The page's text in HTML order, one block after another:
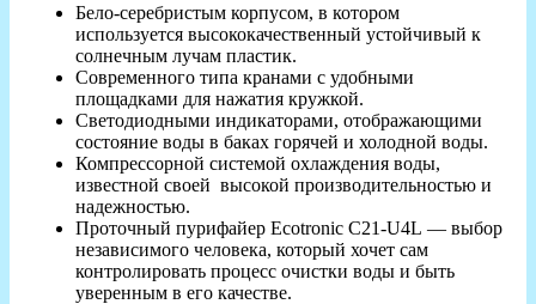
Бело-серебристым корпусом, в котором
используется высококачественный устойчивый к
солнечным лучам пластик.
Современного типа кранами с удобными
площадками для нажатия кружкой.
Светодиодными индикаторами, отображающими
состояние воды в баках горячей и холодной воды.
Компрессорной системой охлаждения воды,
известной своей высокой производительностью и
надежностью.
Проточный пурифайер Ecotronic C21-U4L — выбор
независимого человека, который хочет сам
контролировать процесс очистки воды и быть
уверенным в его качестве.